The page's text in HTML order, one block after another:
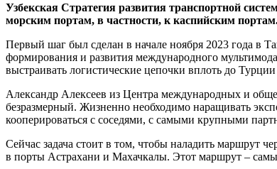
Узбекская Стратегия развития транспортной
морским портам, в частности, к каспийским
Первый шаг был сделан в начале ноября 2023 года в
формирования и развития международного
выстраивать логистические цепочки вплоть до
Александр Алексеев из Центра международных и
безразмерный. Жизненно необходимо наращивать
кооперироваться с соседями, с самыми крупными
Сейчас задача стоит в том, чтобы наладить маршрут
в порты Астрахани и Махачкалы. Этот маршрут –